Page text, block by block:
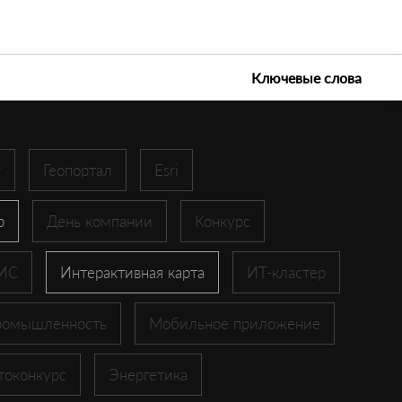
Ключевые слова
Геопортал Esri
День компании Конкурс
Интерактивная карта ИТ-кластер
Мобильное приложение
Энергетика